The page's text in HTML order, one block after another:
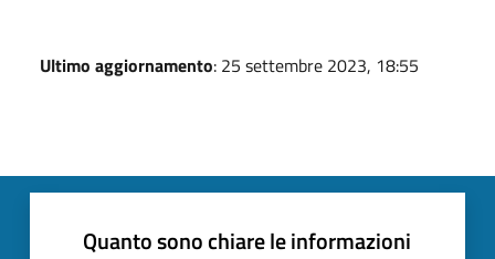
Ultimo aggiornamento: 25 settembre 2023, 18:55
Quanto sono chiare le informazioni